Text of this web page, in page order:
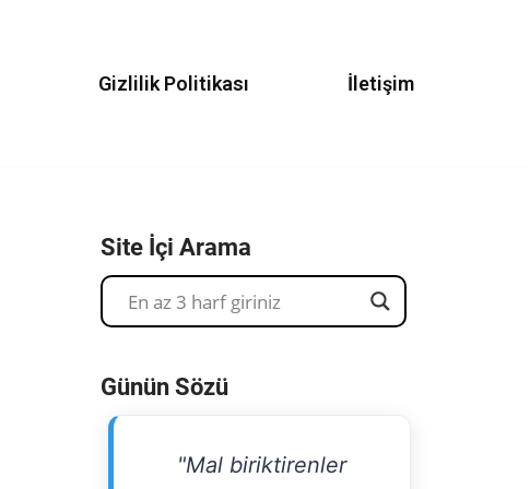
Gizlilik Politikası İletişim
Site İçi Arama
Günün Sözü
"Mal biriktirenler